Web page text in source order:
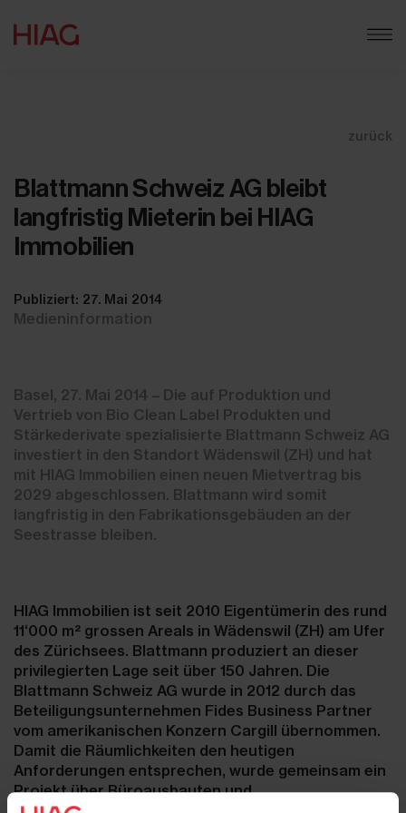
zurück
Blattmann Schweiz AG bleibt
langfristig Mieterin bei HIAG
Immobilien
Publiziert: 27. Mai 2014
Medieninformation
Basel, 27. Mai 2014 – Die auf Produktion und
Vertrieb von Bio Clean Label Produkten und
Stärkederivate spezialisierte Blattmann Schweiz AG
investiert in den Standort Wädenswil (ZH) und hat
mit HIAG Immobilien einen neuen Mietvertrag bis
2029 abgeschlossen. Blattmann wird somit
langfristig in den Fabrikationsgebäuden an der
Seestrasse bleiben.
HIAG Immobilien ist seit 2010 Eigentümerin des rund
11‘000 m² grossen Areals in Wädenswil (ZH) am Ufer
des Zürichsees. Blattmann produziert an dieser
privilegierten Lage seit über 150 Jahren. Die
Blattmann Schweiz AG wurde in 2012 durch das
Beteiligungsunternehmen Fides Business Partner
vom amerikanischen Konzern Cargill übernommen.
Damit die Räumlichkeiten den heutigen
Anforderungen entsprechen, wurde gemeinsam ein
Projekt über Büroausbauten und